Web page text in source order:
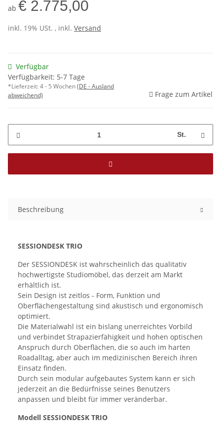
ab € 2.775,00
inkl. 19% USt. , inkl. Versand
Verfügbar
Verfügbarkeit: 5-7 Tage
*Lieferzeit:4 - 5 Wochen(DE - Ausland
abweichend)
Frage zum Artikel
St.
Beschreibung
SESSIONDESK TRIO
Der SESSIONDESK ist wahrscheinlich das qualitativ
hochwertigste Studiomöbel, das derzeit am Markt
erhältlich ist.
Sein Design ist zeitlos - Form, Funktion und
Oberflächengestaltung sind akustisch und ergonomisch
optimiert.
Die Materialwahl ist ein bislang unerreichtes Vorbild
und verbindet Strapazierfähigkeit und hohen optischen
Anspruch durch Oberflächen, die so auch im harten
Roadalltag, aber auch im medizinischen Bereich ihren
Einsatz finden.
Durch sein modular aufgebautes System kann er sich
jederzeit an die Bedürfnisse seines Benutzers
anpassen und bleibt für immer veränderbar.
Modell SESSIONDESK TRIO